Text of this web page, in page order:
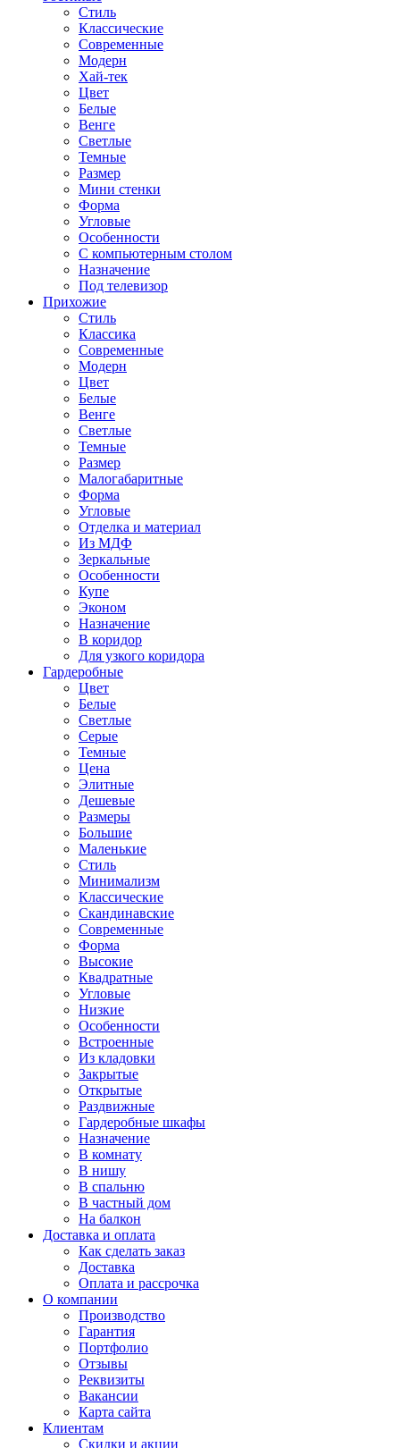
Стиль
Классические
Современные
Модерн
Хай-тек
Цвет
Белые
Венге
Светлые
Темные
Размер
Мини стенки
Форма
Угловые
Особенности
С компьютерным столом
Назначение
Под телевизор
Прихожие
Стиль
Классика
Современные
Модерн
Цвет
Белые
Венге
Светлые
Темные
Размер
Малогабаритные
Форма
Угловые
Отделка и материал
Из МДФ
Зеркальные
Особенности
Купе
Эконом
Назначение
В коридор
Для узкого коридора
Гардеробные
Цвет
Белые
Светлые
Серые
Темные
Цена
Элитные
Дешевые
Размеры
Большие
Маленькие
Стиль
Минимализм
Классические
Скандинавские
Современные
Форма
Высокие
Квадратные
Угловые
Низкие
Особенности
Встроенные
Из кладовки
Закрытые
Открытые
Раздвижные
Гардеробные шкафы
Назначение
В комнату
В нишу
В спальню
В частный дом
На балкон
Доставка и оплата
Как сделать заказ
Доставка
Оплата и рассрочка
О компании
Производство
Гарантия
Портфолио
Отзывы
Реквизиты
Вакансии
Карта сайта
Клиентам
Скидки и акции